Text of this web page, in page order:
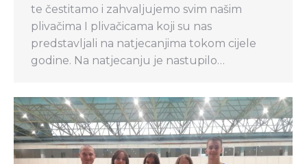
te čestitamo i zahvaljujemo svim našim
plivačima I plivačicama koji su nas
predstavljali na natjecanjima tokom cijele
godine. Na natjecanju je nastupilo…